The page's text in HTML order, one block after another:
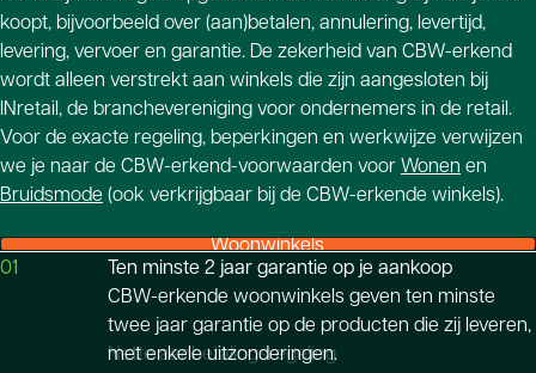
koopt, bijvoorbeeld over (aan)betalen, annulering, levertijd,
levering, vervoer en garantie. De zekerheid van CBW-erkend
wordt alleen verstrekt aan winkels die zijn aangesloten bij
INretail, de branchevereniging voor ondernemers in de retail.
Voor de exacte regeling, beperkingen en werkwijze verwijzen
we je naar de CBW-erkend-voorwaarden voorWonen en
Bruidsmode (ook verkrijgbaar bij de CBW-erkende winkels).
Woonwinkels
01
Ten minste 2 jaar garantie op je aankoop
Nette aanbetalingsregeling
CBW-erkende woonwinkels geven ten minste
twee jaar garantie op de producten die zij leveren,
met enkele uitzonderingen.